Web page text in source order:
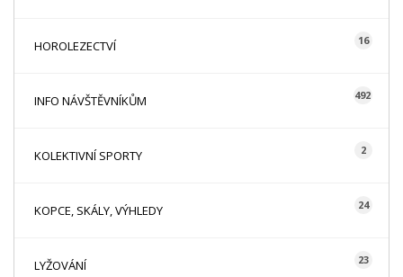
HOROLEZECTVÍ 16
INFO NÁVŠTĚVNÍKŮM 492
KOLEKTIVNÍ SPORTY 2
KOPCE, SKÁLY, VÝHLEDY 24
LYŽOVÁNÍ 23